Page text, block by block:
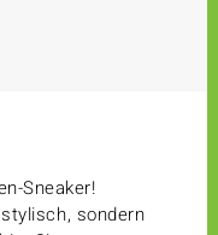
Sneaker!
sondern